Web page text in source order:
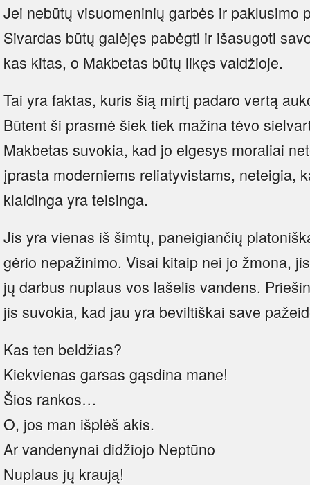
Jei nebūtų visuomeninių garbės ir paklusimo
Sivardas būtų galėjęs pabėgti ir išasugoti
kas kitas, o Makbetas būtų likęs valdžioje.
Tai yra faktas, kuris šią mirtį padaro vertą
Būtent ši prasmė šiek tiek mažina tėvo
Makbetas suvokia, kad jo elgesys moraliai
įprasta moderniems reliatyvistams, neteigia,
klaidinga yra teisinga.
Jis yra vienas iš šimtų, paneigiančių
gėrio nepažinimo. Visai kitaip nei jo žmona,
jų darbus nuplaus vos lašelis vandens.
jis suvokia, kad jau yra beviltiškai save
Kas ten beldžias?
Kiekvienas garsas gąsdina mane!
Šios rankos…
O, jos man išplėš akis.
Ar vandenynai didžiojo Neptūno
Nuplaus jų kraują!